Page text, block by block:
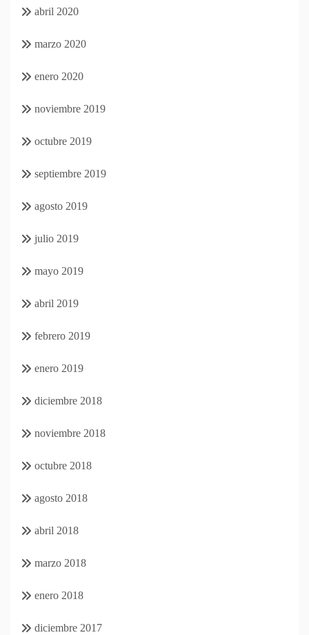
abril 2020
marzo 2020
enero 2020
noviembre 2019
octubre 2019
septiembre 2019
agosto 2019
julio 2019
mayo 2019
abril 2019
febrero 2019
enero 2019
diciembre 2018
noviembre 2018
octubre 2018
agosto 2018
abril 2018
marzo 2018
enero 2018
diciembre 2017